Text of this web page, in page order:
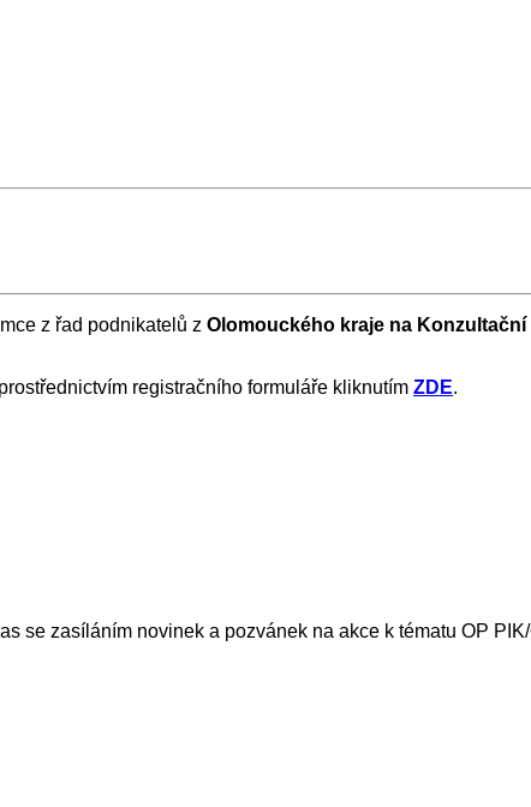
z řad podnikatelů z Olomouckého kraje na Konzultační
registračního formuláře kliknutím ZDE.
se zasíláním novinek a pozvánek na akce k tématu OP